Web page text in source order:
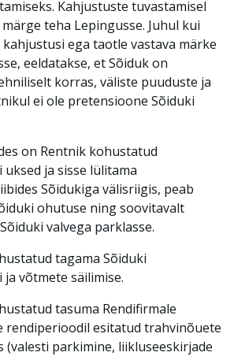
Kahjustuste tuvastamisel
teha Lepingusse. Juhul kui
ega taotle vastava märke
eeldatakse, et Sõiduk on
korras, väliste puuduste ja
ei ole pretensioone Sõiduki
on Rentnik kohustatud
ja sisse lülitama
Sõidukiga välisriigis, peab
ohutuse ning soovitavalt
valvega parklasse.
tagama Sõiduki
võtmete säilimise.
tasuma Rendifirmale
rendiperioodil esitatud trahvinõuete
(valesti parkimine, liikluseeskirjade